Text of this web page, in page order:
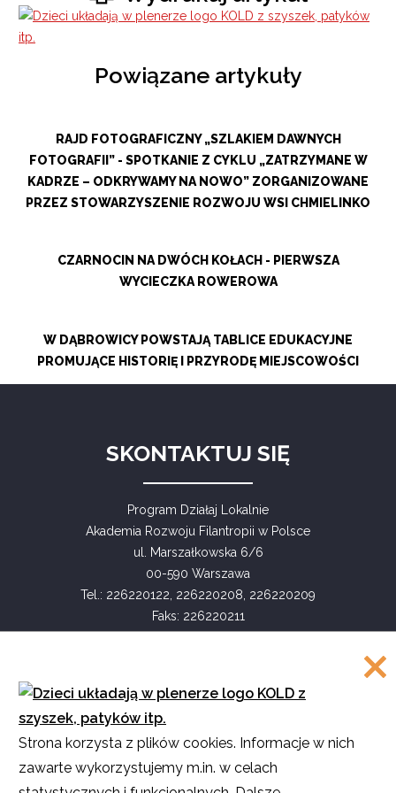
Powiązane artykuły
RAJD FOTOGRAFICZNY „SZLAKIEM DAWNYCH
FOTOGRAFII” - SPOTKANIE Z CYKLU „ZATRZYMANE W
KADRZE – ODKRYWAMY NA NOWO” ZORGANIZOWANE
PRZEZ STOWARZYSZENIE ROZWOJU WSI CHMIELINKO
CZARNOCIN NA DWÓCH KOŁACH - PIERWSZA
WYCIECZKA ROWEROWA
W DĄBROWICY POWSTAJĄ TABLICE EDUKACYJNE
PROMUJĄCE HISTORIĘ I PRZYRODĘ MIEJSCOWOŚCI
SKONTAKTUJ SIĘ
Program Działaj Lokalnie
Akademia Rozwoju Filantropii w Polsce
ul. Marszałkowska 6/6
00-590 Warszawa
Tel.: 226220122, 226220208, 226220209
Faks: 226220211
COPYRIGHT
Akademia Rozwoju Filantropii w Polsce
2016
Strona korzysta z plików cookies. Informacje w nich
zawarte wykorzystujemy m.in. w celach